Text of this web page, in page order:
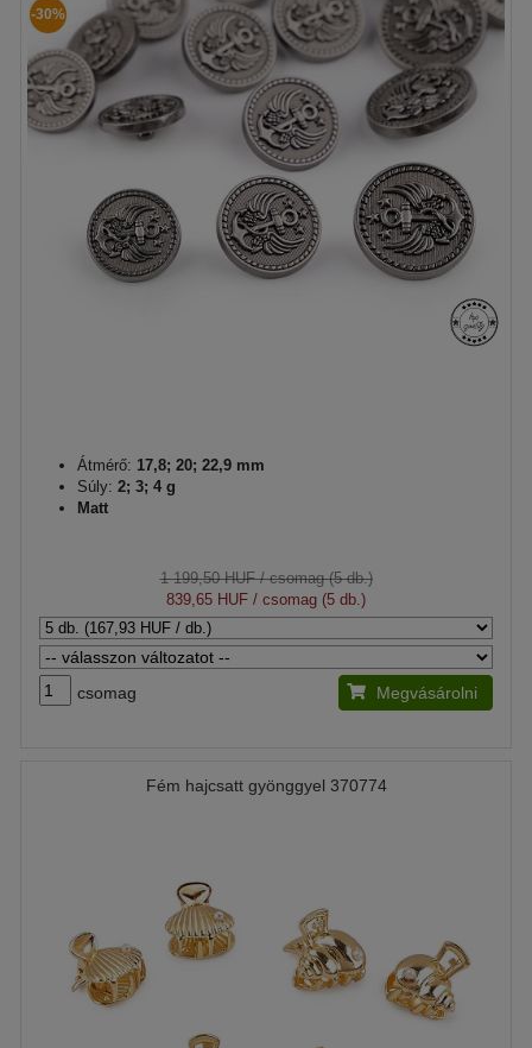
-30%
Átmérő: 17,8; 20; 22,9 mm
Súly: 2; 3; 4 g
Matt
1 199,50 HUF/ csomag (5 db.)
839,65 HUF / csomag (5 db.)
csomag Megvásárolni
Fém hajcsatt gyönggyel 370774